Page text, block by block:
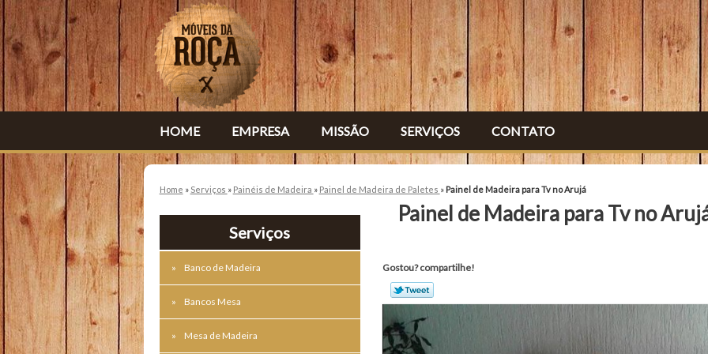
HOME EMPRESA MISSÃO SERVIÇOS CONTATO
Home » Serviços » Painéis de Madeira » Painel de Madeira de Paletes » Painel de Madeira para Tv no Arujá
Serviços
Banco de Madeira
Bancos Mesa
Mesa de Madeira
Painel de Madeira para Tv no
Gostou? compartilhe!